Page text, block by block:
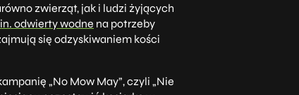
zwierząt, jak i ludzi żyjących
odwierty wodne na potrzeby
się odzyskiwaniem kości
„No Mow May”, czyli „Nie